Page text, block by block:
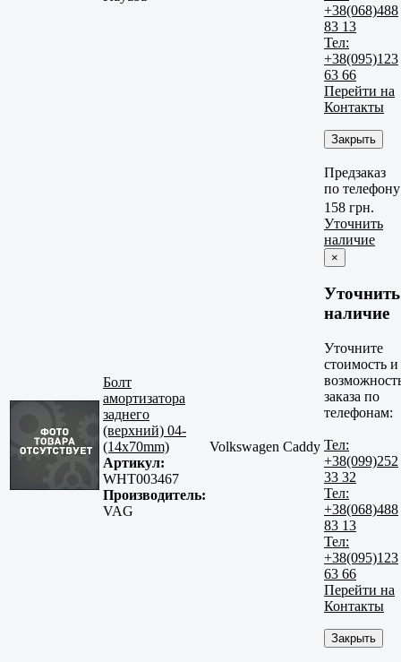
+38(068)488
83 13
Тел:
+38(095)123
63 66
Перейти на
Контакты
Закрыть
Предзаказ
по телефону
Болт
амортизатора
заднего
(верхний) 04-
(14x70mm)
Артикул:
WHT003467
Производитель:
VAG
Volkswagen Caddy
158 грн.
Уточнить
наличие
×
Уточнить
наличие
Уточните
стоимость и
заказа по
телефонам:
Тел:
+38(099)252
33 32
Тел:
+38(068)488
83 13
Тел:
+38(095)123
63 66
Перейти на
Контакты
Закрыть